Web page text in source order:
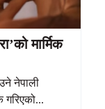
मार्मिक
नेपाली
गरिएको...